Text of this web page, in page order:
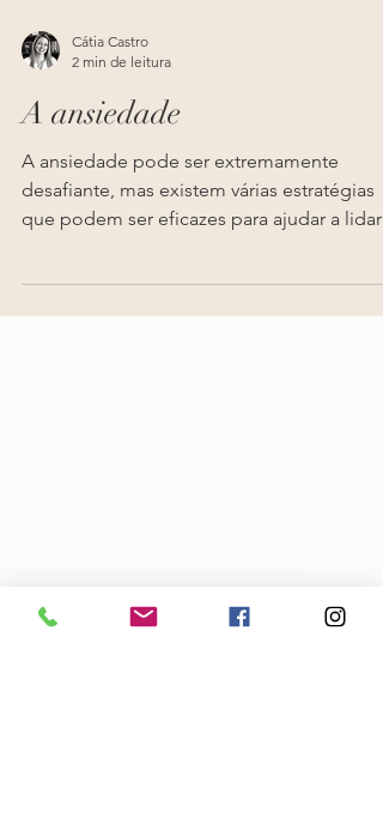
2 min de leitura
A ansiedade
A ansiedade pode ser extremamente
desafiante, mas existem várias estratégias
com os sintomas